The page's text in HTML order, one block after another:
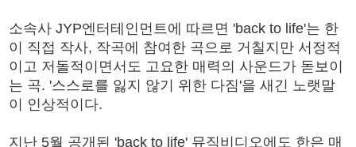
소속사 JYP엔터테인먼트에 따르면 'back to life'는 한
이 직접 작사, 작곡에 참여한 곡으로 거칠지만 서정적
이고 저돌적이면서도 고요한 매력의 사운드가 돋보이
는 곡. '스스로를 잃지 않기 위한 다짐'을 새긴 노랫말
이 인상적이다.
지난 5월 공개된 'back to life' 뮤직비디오에도 한은 매